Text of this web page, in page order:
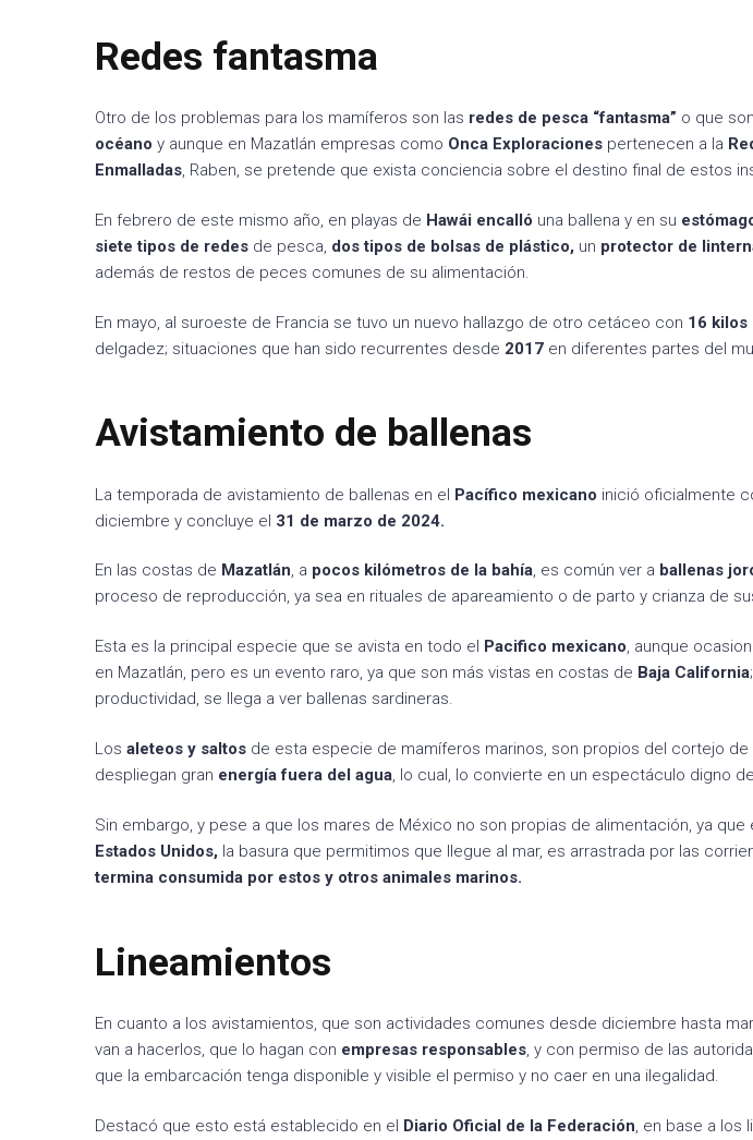
Redes fantasma
Otro de los problemas para los mamíferos son las redes de pesca “fantasma” o que son
océano y aunque en Mazatlán empresas como Onca Exploraciones pertenecen a la
Enmalladas, Raben, se pretende que exista conciencia sobre el destino final de estos
En febrero de este mismo año, en playas de Hawái encalló una ballena y en su
siete tipos de redes de pesca, dos tipos de bolsas de plástico, un protector de
además de restos de peces comunes de su alimentación.
En mayo, al suroeste de Francia se tuvo un nuevo hallazgo de otro cetáceo con 16 kilos
delgadez; situaciones que han sido recurrentes desde 2017 en diferentes partes del
Avistamiento de ballenas
La temporada de avistamiento de ballenas en el Pacífico mexicano inició oficialmente
diciembre y concluye el 31 de marzo de 2024.
En las costas de Mazatlán, a pocos kilómetros de la bahía, es común ver a ballenas
proceso de reproducción, ya sea en rituales de apareamiento o de parto y crianza de
Esta es la principal especie que se avista en todo el Pacifico mexicano, aunque
en Mazatlán, pero es un evento raro, ya que son más vistas en costas de Baja California
productividad, se llega a ver ballenas sardineras.
Los aleteos y saltos de esta especie de mamíferos marinos, son propios del cortejo de
despliegan gran energía fuera del agua, lo cual, lo convierte en un espectáculo digno
Sin embargo, y pese a que los mares de México no son propias de alimentación, ya que
Estados Unidos, la basura que permitimos que llegue al mar, es arrastrada por las
termina consumida por estos y otros animales marinos.
Lineamientos
En cuanto a los avistamientos, que son actividades comunes desde diciembre hasta
van a hacerlos, que lo hagan con empresas responsables, y con permiso de las
que la embarcación tenga disponible y visible el permiso y no caer en una ilegalidad.
Destacó que esto está establecido en el Diario Oficial de la Federación , en base a